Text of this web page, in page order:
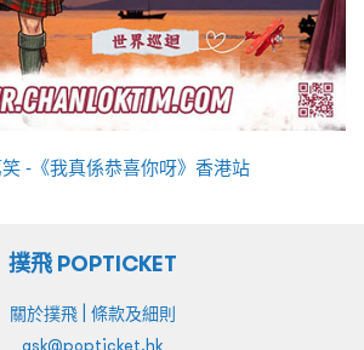
-《我真係恭喜你呀》香港站
撲飛 POPTICKET
關於撲飛| 條款及細則
ask@popticket.hk